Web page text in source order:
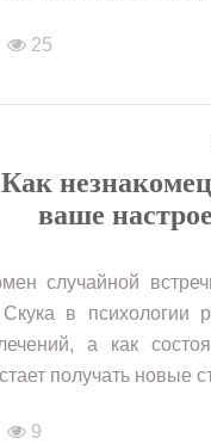
25
Как
ваше
случайной
в психологии
а как
получать новые
9